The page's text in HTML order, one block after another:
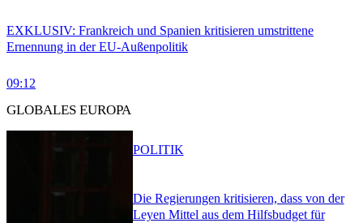
EXKLUSIV: Frankreich und Spanien kritisieren umstrittene
Ernennung in der EU-Außenpolitik
09:12
GLOBALES EUROPA
Die Regierungen kritisieren, dass von der
Leyen Mittel aus dem Hilfsbudget für
POLITIK